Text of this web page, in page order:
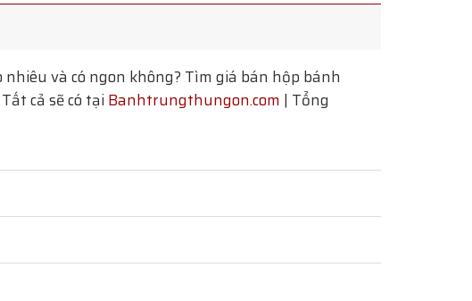
nhiêu và có ngon không? Tìm giá bán hộp bánh
cả sẽ có tại Banhtrungthungon.com | Tổng